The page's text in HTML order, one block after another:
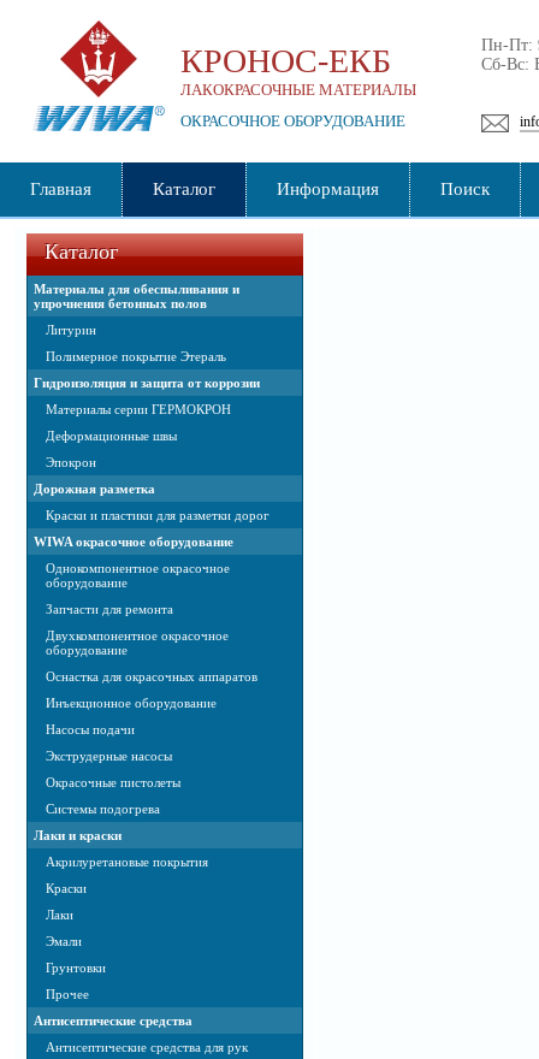
КРОНОС-ЕКБ
ЛАКОКРАСОЧНЫЕ МАТЕРИАЛЫ
ОКРАСОЧНОЕ ОБОРУДОВАНИЕ
Пн-Пт:
Сб-Вс:
Главная Каталог Информация Поиск
Каталог
Материалы для обеспыливания и
упрочнения бетонных полов
Литурин
Полимерное покрытие Этераль
Гидроизоляция и защита от коррозии
Материалы серии ГЕРМОКРОН
Деформационные швы
Эпокрон
Дорожная разметка
Краски и пластики для разметки дорог
WIWA окрасочное оборудование
Однокомпонентное окрасочное
оборудование
Запчасти для ремонта
Двухкомпонентное окрасочное
оборудование
Оснастка для окрасочных аппаратов
Инъекционное оборудование
Насосы подачи
Экструдерные насосы
Окрасочные пистолеты
Системы подогрева
Лаки и краски
Акрилуретановые покрытия
Краски
Лаки
Эмали
Грунтовки
Прочее
Антисептические средства
Антисептические средства для рук